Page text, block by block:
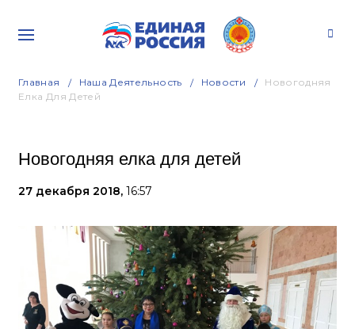
Главная Наша Деятельность Новости
Новогодняя
Елка Для Детей
Новогодняя елка для детей
27 декабря 2018, 16:57